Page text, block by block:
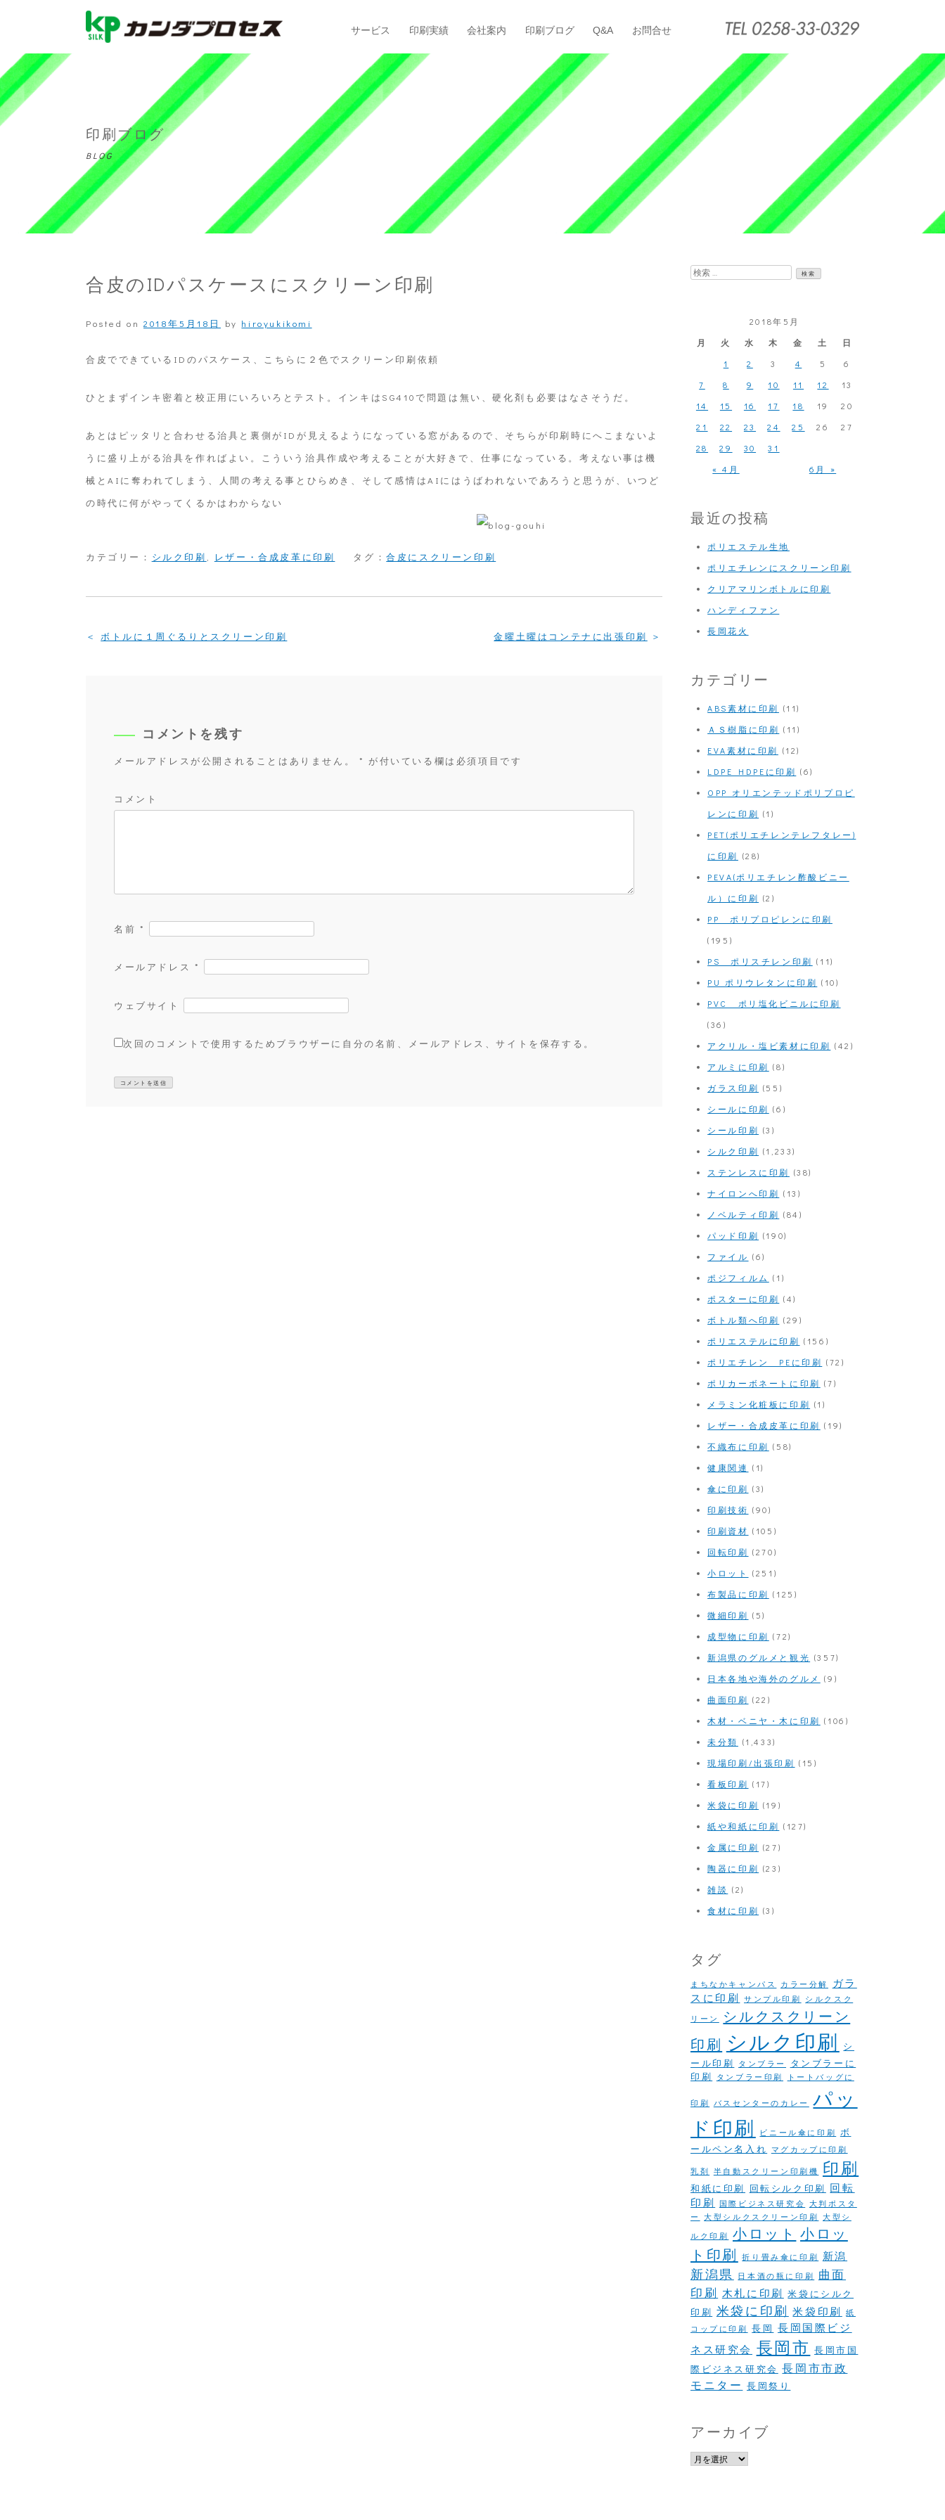
サービス 印刷実績 会社案内 印刷ブログ Q&A お問合せ
印刷ブログ
BLOG
合皮のIDパスケースにスクリーン印刷
Posted on 2018年5月18日 by hiroyukikomi
合皮でできているIDのパスケース、こちらに２色でスクリーン印刷依頼
ひとまずインキ密着と校正用にいろいろとテスト。インキはSG410で問題は無い、硬化剤も必要はなさそうだ。
あとはピッタリと合わせる治具と裏側がIDが見えるようになっている窓があるので、そちらが印刷時にへこまないよ
うに盛り上がる治具を作ればよい。こういう治具作成や考えることが大好きで、仕事になっている。考えない事は機
械とAIに奪われてしまう、人間の考える事とひらめき、そして感情はAIにはうばわれないであろうと思うが、いつど
の時代に何がやってくるかはわからない
カテゴリー： シルク印刷 レザー・合成皮革に印刷 タグ：合皮にスクリーン印刷
投ボトルに１周ぐるりとスクリーン印刷 金曜土曜はコンテナに出張印刷
コメントを残す
メールアドレスが公開されることはありません。 * が付いている欄は必須項目です
コメント
名前 *
メールアドレス *
ウェブサイト
次回のコメントで使用するためブラウザーに自分の名前、メールアドレス、サイトを保存する。
検
2018年5月
月
火 水 木 金 土 日
« 4月 6月 »
1 2 3 4 5
6
7
8 9 10 11 12
13
14
15 16 17 18 19
20
21
22 23 24 25 26
27
28
29 30 31
最近の投稿
ポリエステル生地
ポリエチレンにスクリーン印刷
クリアマリンボトルに印刷
ハンディファン
長岡花火
カテゴリー
ABS素材に印刷 (11)
ＡＳ樹脂に印刷 (11)
EVA素材に印刷 (12)
LDPE HDPEに印刷 (6)
OPP オリエンテッドポリプロピ
レンに印刷 (1)
PET(ポリエチレンテレフタレー)
に印刷 (28)
PEVA(ポリエチレン酢酸ビニー
ル）に印刷 (2)
PP ポリプロピレンに印刷
(195)
PS ポリスチレン印刷 (11)
PU ポリウレタンに印刷 (10)
PVC ポリ塩化ビニルに印刷
(36)
アクリル・塩ビ素材に印刷 (42)
アルミに印刷 (8)
ガラス印刷 (55)
シールに印刷 (6)
シール印刷 (3)
シルク印刷 (1,233)
ステンレスに印刷 (38)
ナイロンへ印刷 (13)
ノベルティ印刷 (84)
パッド印刷 (190)
ファイル (6)
ポジフィルム (1)
ポスターに印刷 (4)
ボトル類へ印刷 (29)
ポリエステルに印刷 (156)
ポリエチレン PEに印刷 (72)
ポリカーボネートに印刷 (7)
メラミン化粧板に印刷 (1)
レザー・合成皮革に印刷 (19)
不織布に印刷 (58)
健康関連 (1)
傘に印刷 (3)
印刷技術 (90)
印刷資材 (105)
回転印刷 (270)
小ロット
(251)
布製品に印刷 (125)
微細印刷 (5)
成型物に印刷 (72)
新潟県のグルメと観光 (357)
日本各地や海外のグルメ
(9)
曲面印刷 (22)
木材・ベニヤ・木に印刷 (106)
未分類 (1,433)
現場印刷/出張印刷 (15)
看板印刷 (17)
米袋に印刷 (19)
紙や和紙に印刷 (127)
金属に印刷 (27)
陶器に印刷 (23)
雑談 (2)
食材に印刷 (3)
タグ
まちなかキャンパス カラー分解
ガラ
スに印刷
サンプル印刷
シルクスク
リーン
シルクスクリーン
印刷 シルク印刷
シ
ール印刷
タンブラー
タンブラーに
印刷
タンブラー印刷 トートバッグに
印刷 バスセンターのカレー
パッ
ド印刷
ビニール傘に印刷
ボ
ールペン名入れ マグカップに印刷
乳剤 半自動スクリーン印刷機 印刷
和紙に印刷 回転シルク印刷 回転
印刷
国際ビジネス研究会 大判ポスタ
ー
大型シルクスクリーン印刷
大型シ
ルク印刷
小ロット 小ロッ
ト印刷
折り畳み傘に印刷 新潟
新潟県 日本酒の瓶に印刷
曲面
印刷 木札に印刷 米袋にシルク
印刷 米袋に印刷 米袋印刷
紙
コップに印刷
長岡 長岡国際ビジ
ネス研究会 長岡市 長岡市国
際ビジネス研究会 長岡市市政
モニター 長岡祭り
アーカイブ
ア